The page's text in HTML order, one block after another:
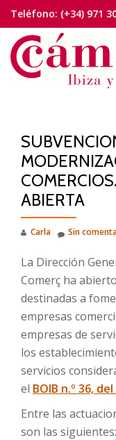
Saltar
contenido
Teléfono: (+34) 971
ABIERTA
Carla Sin
La Dirección
Comerç ha
destinadas a
empresas
empresas de
los
servicios
el BOIB n.º 36,
Entre las
son las siguientes: